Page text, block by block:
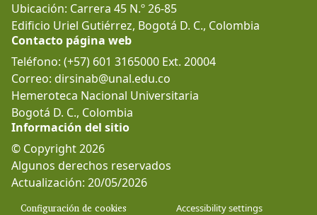
Ubicación: Carrera 45 N.º 26-85
Edificio Uriel Gutiérrez, Bogotá D. C., Colombia
Contacto página web
Teléfono: (+57) 601 3165000 Ext. 20004
Correo: dirsinab@unal.edu.co
Hemeroteca Nacional Universitaria
Bogotá D. C., Colombia
Información del sitio
© Copyright 2026
Algunos derechos reservados
Actualización: 20/05/2026
Configuración de cookies
Accessibility settings